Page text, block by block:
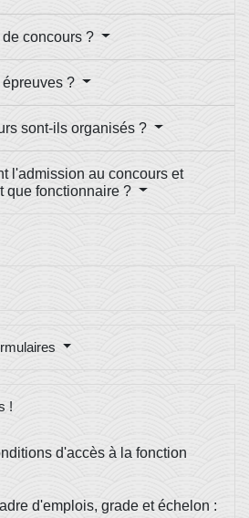
concours ?
?
sont-ils organisés ?
l'admission au concours et
que fonctionnaire ?
!
d'accès à la fonction
d'emplois, grade et échelon :